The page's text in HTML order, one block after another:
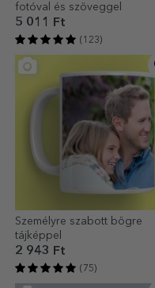
fotóval és szöveggel
5 011 Ft
(123)
Személyre szabott bögre
tájképpel
2 943 Ft
(75)